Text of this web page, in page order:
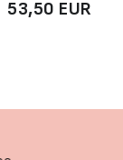
53,50 EUR